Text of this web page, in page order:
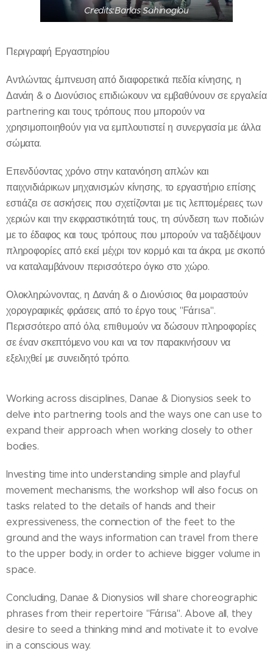
Credits:Barlas Sahinoglou
Περιγραφή Εργαστηρίου
Αντλώντας έμπνευση από διαφορετικά πεδία κίνησης, η
Δανάη & ο Διονύσιος επιδιώκουν να εμβαθύνουν σε εργαλεία
partnering και τους τρόπους που μπορούν να
χρησιμοποιηθούν για να εμπλουτιστεί η συνεργασία με άλλα
σώματα.
Επενδύοντας χρόνο στην κατανόηση απλών και
παιχνιδιάρικων μηχανισμών κίνησης, το εργαστήριο επίσης
εστιάζει σε ασκήσεις που σχετίζονται με τις λεπτομέρειες των
χεριών και την εκφραστικότητά τους, τη σύνδεση των ποδιών
με το έδαφος και τους τρόπους που μπορούν να ταξιδέψουν
πληροφορίες από εκεί μέχρι τον κορμό και τα άκρα, με σκοπό
να καταλαμβάνουν περισσότερο όγκο στο χώρο.
Ολοκληρώνοντας, η Δανάη & ο Διονύσιος θα μοιραστούν
χορογραφικές φράσεις από το έργο τους "Fάrιsa".
Περισσότερο από όλα, επιθυμούν να δώσουν πληροφορίες
σε έναν σκεπτόμενο νου και να τον παρακινήσουν να
εξελιχθεί με συνειδητό τρόπο.
Working across disciplines, Danae & Dionysios seek to
delve into partnering tools and the ways one can use to
expand their approach when working closely to other
bodies.
Investing time into understanding simple and playful
movement mechanisms, the workshop will also focus on
tasks related to the details of hands and their
expressiveness, the connection of the feet to the
ground and the ways information can travel from there
to the upper body, in order to achieve bigger volume in
space.
Concluding, Danae & Dionysios will share choreographic
phrases from their repertoire "Fάrιsa". Above all, they
desire to seed a thinking mind and motivate it to evolve
in a conscious way.